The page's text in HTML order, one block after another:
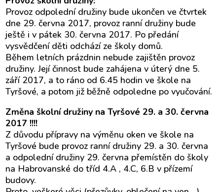
Provoz odpolední družiny bude ukončen ve čtvrtek
dne 29. června 2017, provoz ranní družiny bude
ještě i v pátek 30. června 2017. Po předání
vysvědčení děti odchází ze školy domů.
Během letních prázdnin nebude zajištěn provoz
družiny. Její činnost bude zahájena v úterý dne 5.
září 2017, a to ráno od 6.45 hodin ve škole na
Tyršové, a potom již běžně odpoledne po vyučování.
Změna školní družiny na Tyršové 29. a 30. června
2017 !!!!
Z důvodu přípravy na výměnu oken ve škole na
Tyršové bude provoz ranní družiny 29. a 30. června
a odpolední družiny 29. června přemístěn do školy
na Habrovanské do tříd 4.A , 4.C, 6.B v přízemí
budovy.